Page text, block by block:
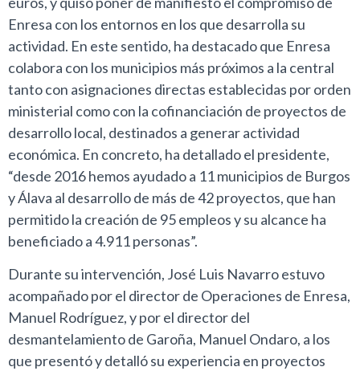
Enresa con los entornos en los que desarrolla su
actividad. En este sentido, ha destacado que Enresa
colabora con los municipios más próximos a la central
tanto con asignaciones directas establecidas por orden
ministerial como con la cofinanciación de proyectos de
desarrollo local, destinados a generar actividad
económica. En concreto, ha detallado el presidente,
“desde 2016 hemos ayudado a 11 municipios de Burgos
y Álava al desarrollo de más de 42 proyectos, que han
permitido la creación de 95 empleos y su alcance ha
beneficiado a 4.911 personas”.
Durante su intervención, José Luis Navarro estuvo
acompañado por el director de Operaciones de Enresa,
Manuel Rodríguez, y por el director del
desmantelamiento de Garoña, Manuel Ondaro, a los
que presentó y detalló su experiencia en proyectos